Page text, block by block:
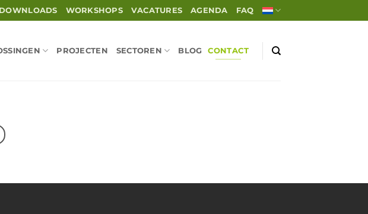
DOWNLOADS WORKSHOPS VACATURES AGENDA FAQ
PROJECTEN SECTOREN BLOG CONTACT